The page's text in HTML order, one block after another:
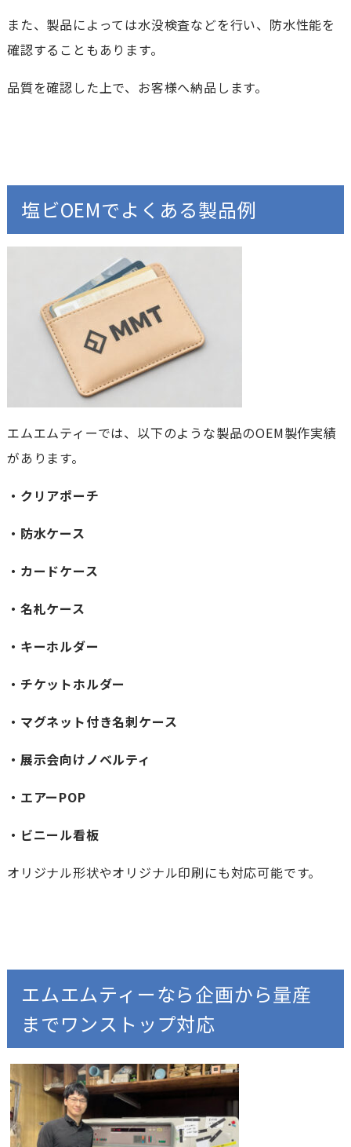
また、製品によっては水没検査などを行い、防水性能を
確認することもあります。
品質を確認した上で、お客様へ納品します。
塩ビOEMでよくある製品例
エムエムティーでは、以下のような製品のOEM製作実績
があります。
・クリアポーチ
・防水ケース
・カードケース
・名札ケース
・キーホルダー
・チケットホルダー
・マグネット付き名刺ケース
・展示会向けノベルティ
・エアーPOP
・ビニール看板
オリジナル形状やオリジナル印刷にも対応可能です。
エムエムティーなら企画から量産
までワンストップ対応